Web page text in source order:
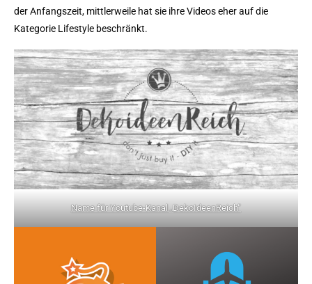
der Anfangszeit, mittlerweile hat sie ihre Videos eher auf die
Kategorie Lifestyle beschränkt.
Name für Youtube-Kanal „DekoIdeenReich“